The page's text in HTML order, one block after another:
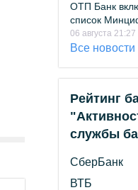
ОТП Банк
список
06 августа 21:27
Все новости
Рейтинг
службы
СберБанк
ВТБ